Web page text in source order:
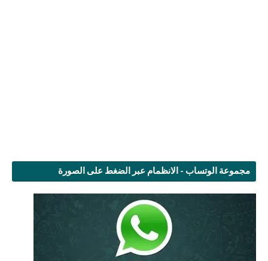
مجموعة الوتساب - الانظمام عبر الضغط على الصورة